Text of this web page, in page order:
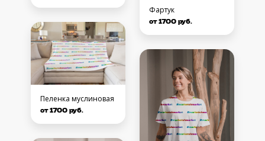
Пеленка муслиновая
от 1700 руб.
Фартук
от 1700 руб.